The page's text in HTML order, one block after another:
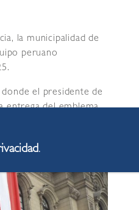
la municipalidad de
peruano
el presidente de
entrega del emblema
.